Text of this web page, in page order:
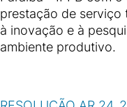
prestação de
à inovação e à
ambiente produtivo.